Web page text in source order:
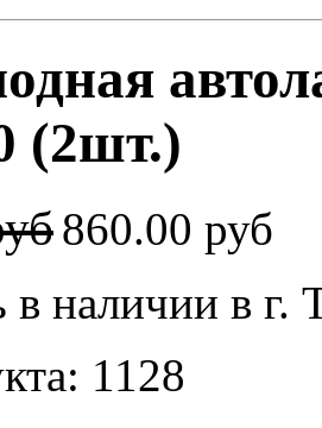
(2шт.)
860.00 руб
в наличии в г.
1128